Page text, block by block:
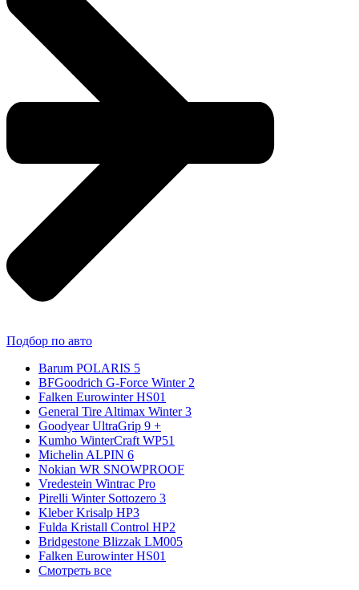
Подбор по авто
Barum POLARIS 5
BFGoodrich G-Force Winter 2
Falken Eurowinter HS01
General Tire Altimax Winter 3
Goodyear UltraGrip 9 +
Kumho WinterCraft WP51
Michelin ALPIN 6
Nokian WR SNOWPROOF
Vredestein Wintrac Pro
Pirelli Winter Sottozero 3
Kleber Krisalp HP3
Fulda Kristall Control HP2
Bridgestone Blizzak LM005
Falken Eurowinter HS01
Смотреть все